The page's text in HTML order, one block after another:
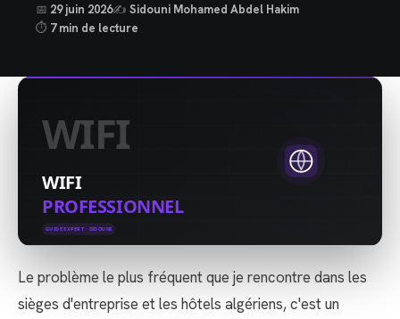
📅 29 juin 2026✍️ Sidouni Mohamed Abdel Hakim
⏱ 7 min de lecture
Le problème le plus fréquent que je rencontre dans les
sièges d'entreprise et les hôtels algériens, c'est un